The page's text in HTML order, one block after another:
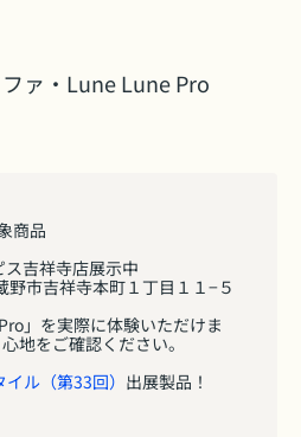
ァ・Lune Lune Pro
商品
吉祥寺店展示中
野市吉祥寺本町１丁目１１−５
」を実際に体験いただけま
地をご確認ください。
ル（第33回） 出展製品！